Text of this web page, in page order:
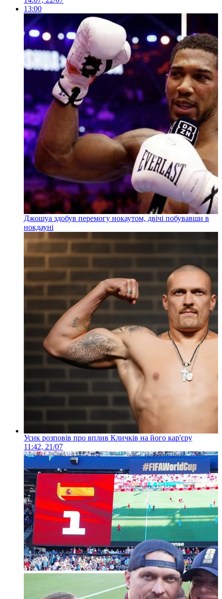
13:00
Джошуа здобув перемогу нокаутом, двічі побувавши в
нокдауні
Усик розповів про вплив Кличків на його кар'єру
11:42, 21/07